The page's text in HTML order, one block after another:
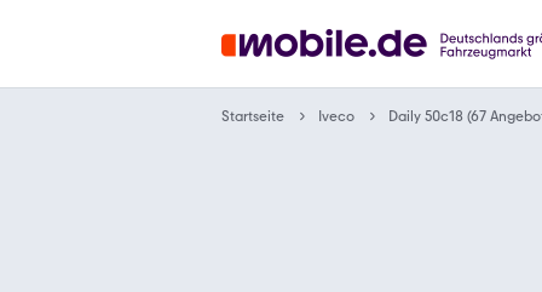
Startseite Iveco Daily 50c18 (67